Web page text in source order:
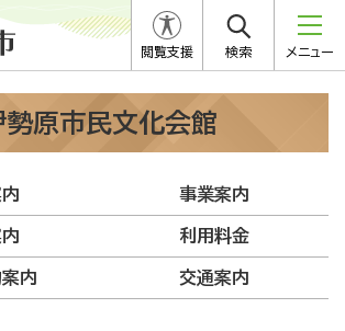
閲覧支援 検索 メニュー
勢原市民文化会館
事業案内
利用料金
内 交通案内